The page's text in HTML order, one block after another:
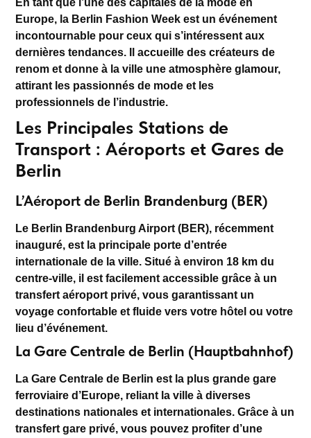
Europe, la Berlin Fashion Week est un événement
incontournable pour ceux qui s’intéressent aux
dernières tendances. Il accueille des créateurs de
renom et donne à la ville une atmosphère glamour,
attirant les passionnés de mode et les
professionnels de l’industrie.
Les Principales Stations de
Transport : Aéroports et Gares de
Berlin
L’Aéroport de Berlin Brandenburg (BER)
Le Berlin Brandenburg Airport (BER), récemment
inauguré, est la principale porte d’entrée
internationale de la ville. Situé à environ 18 km du
centre-ville, il est facilement accessible grâce à un
transfert aéroport privé, vous garantissant un
voyage confortable et fluide vers votre hôtel ou votre
lieu d’événement.
La Gare Centrale de Berlin (Hauptbahnhof)
LaGare Centrale de Berlin est la plus grande gare
ferroviaire d’Europe, reliant la ville à diverses
destinations nationales et internationales. Grâce à un
transfert gare privé, vous pouvez profiter d’une